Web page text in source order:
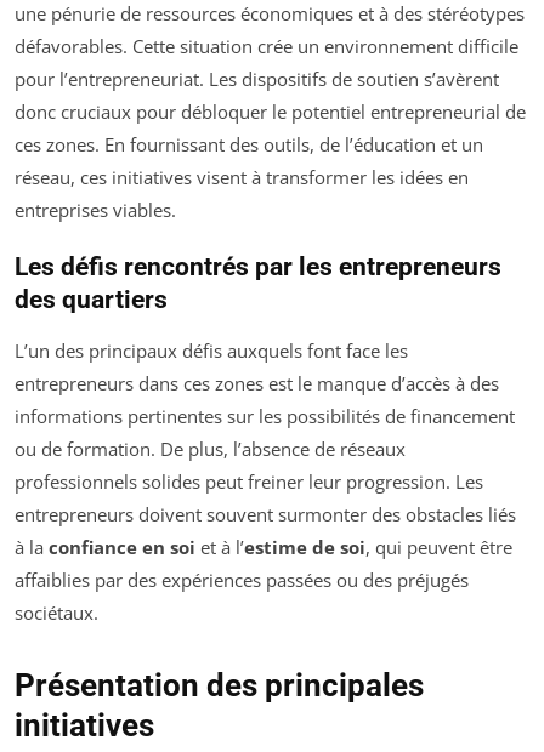
une pénurie de ressources économiques et à des stéréotypes
défavorables. Cette situation crée un environnement difficile
pour l’entrepreneuriat. Les dispositifs de soutien s’avèrent
donc cruciaux pour débloquer le potentiel entrepreneurial de
ces zones. En fournissant des outils, de l’éducation et un
réseau, ces initiatives visent à transformer les idées en
entreprises viables.
Les défis rencontrés par les entrepreneurs
des quartiers
L’un des principaux défis auxquels font face les
entrepreneurs dans ces zones est le manque d’accès à des
informations pertinentes sur les possibilités de financement
ou de formation. De plus, l’absence de réseaux
professionnels solides peut freiner leur progression. Les
entrepreneurs doivent souvent surmonter des obstacles liés
à la confiance en soi et à l’estime de soi, qui peuvent être
affaiblies par des expériences passées ou des préjugés
sociétaux.
Présentation des principales
initiatives